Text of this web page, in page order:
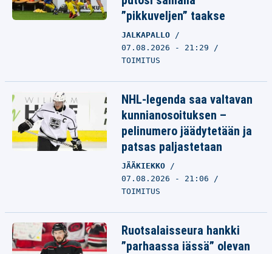
”pikkuveljen” taakse
JALKAPALLO
07.08.2026 - 21:29
TOIMITUS
NHL-legenda saa valtavan
kunnianosoituksen –
pelinumero jäädytetään ja
patsas paljastetaan
JÄÄKIEKKO
07.08.2026 - 21:06
TOIMITUS
Ruotsalaisseura hankki
”parhaassa iässä” olevan